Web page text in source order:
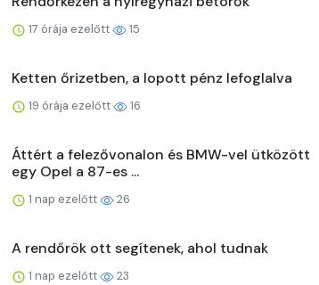
17 órája ezelőtt 15
Ketten őrizetben, a lopott pénz lefoglalva
19 órája ezelőtt 16
Áttért a felezővonalon és BMW-vel ütközött
egy Opel a 87-es ...
1 nap ezelőtt 26
A rendőrök ott segítenek, ahol tudnak
1 nap ezelőtt 23